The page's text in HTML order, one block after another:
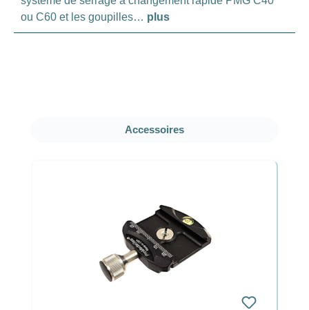
ou C60 et les goupilles… plus
Ignorer la galerie de produits
Accessoires